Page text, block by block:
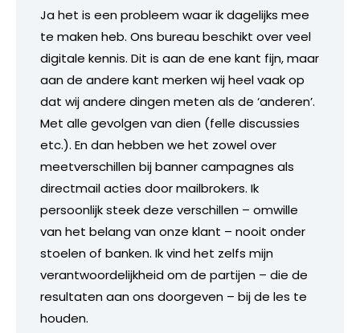
Ja het is een probleem waar ik dagelijks mee
te maken heb. Ons bureau beschikt over veel
digitale kennis. Dit is aan de ene kant fijn, maar
aan de andere kant merken wij heel vaak op
dat wij andere dingen meten als de ‘anderen’.
Met alle gevolgen van dien (felle discussies
etc.). En dan hebben we het zowel over
meetverschillen bij banner campagnes als
directmail acties door mailbrokers. Ik
persoonlijk steek deze verschillen – omwille
van het belang van onze klant – nooit onder
stoelen of banken. Ik vind het zelfs mijn
verantwoordelijkheid om de partijen – die de
resultaten aan ons doorgeven – bij de les te
houden.